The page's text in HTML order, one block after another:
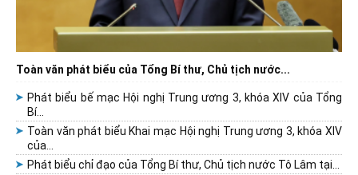
Toàn văn phát biểu của Tổng Bí thư, Chủ tịch nước...
Phát biểu bế mạc Hội nghị Trung ương 3, khóa XIV của Tổng
Bí...
Toàn văn phát biểu Khai mạc Hội nghị Trung ương 3, khóa XIV
của...
Phát biểu chỉ đạo của Tổng Bí thư, Chủ tịch nước Tô Lâm tại...